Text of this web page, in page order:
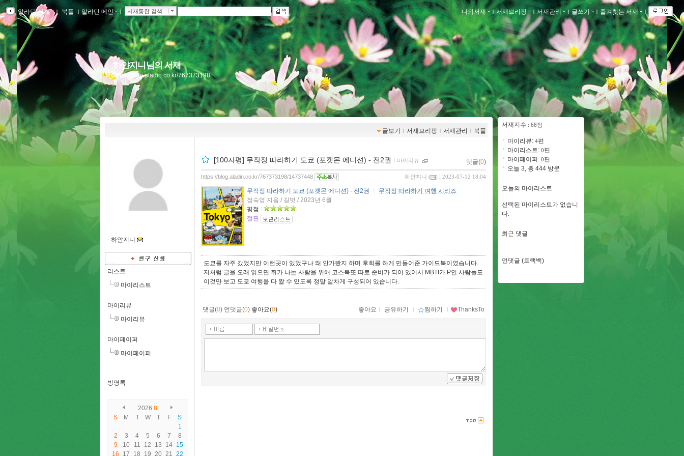
알라딘 서재 ｌ 북플 ｌ 알라딘 메인 ｌ 서재통합 검색 나의서재 ｌ서재브리핑 ｌ서재관리 ｌ글쓰기 ｌ 즐겨찾는 서재 ｌ
하얀지니님의 서재
https://blog.aladin.co.kr/767373198
글보기 ｌ 서재브리핑 ｌ 서재관리 ｌ 북플
- 하얀지니
리스트
마이리스트
마이리뷰
마이리뷰
마이페이퍼
마이페이퍼
방명록
2026 8
S
M T W T F
S
1
2
3 4 5 6 7
8
9
10 11 12 13 14 15
16
17 18 19 20 21 22
[100자평] 무작정 따라하기 도쿄 (포켓몬 에디션) - 전2권 ｌ 마이리뷰 댓글(0)
하얀지니 ( ) l 2023-07-12 18:04
https://blog.aladin.co.kr/767373198/14737448
무작정 따라하기 도쿄 (포켓몬 에디션) - 전2권
무작정 따라하기 여행 시리즈
정숙영 지음 / 길벗 / 2023년 6월
평점 :
절판
도쿄를 자주 갔었지만 이런곳이 있었구나 왜 안가봤지 하며 후회를 하게 만들어준 가이드북이였습니다.
저처럼 글을 오래 읽으면 쥐가 나는 사람을 위해 코스북또 따로 준비가 되어 있어서 MBTI가 P인 사람들도
이것만 보고 도쿄 여행을 다 짤 수 있도록 정말 알차게 구성되어 있습니다.
댓글(0) 먼댓글(0) 좋아요(0) 좋아요 ｌ 공유하기 ｌ 찜하기 ｌ ThanksTo
서재지수 : 68점
마이리뷰: 4편
마이리스트: 0편
마이페이퍼: 0편
오늘 3, 총 444 방문
오늘의 마이리스트
선택된 마이리스트가 없습니
다.
최근 댓글
먼댓글 (트랙백)